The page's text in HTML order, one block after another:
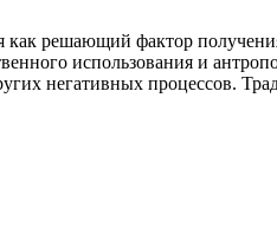
как решающий фактор
использования и
негативных процессов.